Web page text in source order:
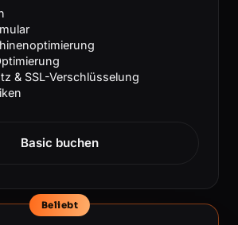
& SSL-Verschlüsselung
Basic buchen
Beliebt